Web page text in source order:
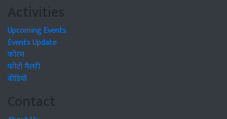
Activities
Upcoming Events
Events Update
फोरम
फोटो गैलरी
वीडियो
Contact